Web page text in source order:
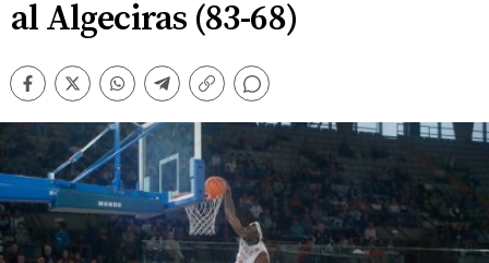
al Algeciras (83-68)
Facebook
TwitterWhatsappTelegram
Copiar
Comentarios